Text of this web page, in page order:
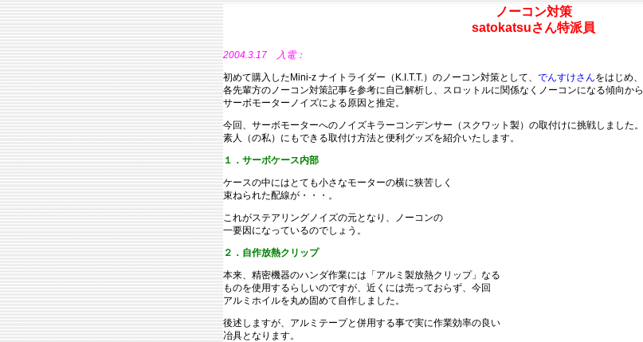
ノーコン対策
satokatsuさん特派員
2004.3.17 入電：
初めて購入したMini-z ナイトライダー（K.I.T.T.）のノーコン対策として、 でんすけさんをはじめ、
各先輩方のノーコン対策記事を参考に自己解析し、スロットルに関係なくノーコンになる傾向から
サーボモーターノイズによる原因と推定。
今回、サーボモーターへのノイズキラーコンデンサー（スクワット製）の取付けに挑戦しました。
素人（の私）にもできる取付け方法と便利グッズを紹介いたします。
１．サーボケース内部
ケースの中にはとても小さなモーターの横に狭苦しく
束ねられた配線が・・・。
これがステアリングノイズの元となり、ノーコンの
一要因になっているのでしょう。
２．自作放熱クリップ
本来、精密機器のハンダ作業には「アルミ製放熱クリップ」なる
ものを使用するらしいのですが、近くには売っておらず、今回
アルミホイルを丸め固めて自作しました。
後述しますが、アルミテープと併用する事で実に作業効率の良い
冶具となります。